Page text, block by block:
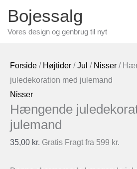
indholdet
Bojessalg
Vores design og genbrug til nyt
Forside / Højtider /Jul / Nisser /
juledekoration med julemand
Nisser
Hængende
julemand
35,00 kr. Gratis Fragt fra 599 kr.